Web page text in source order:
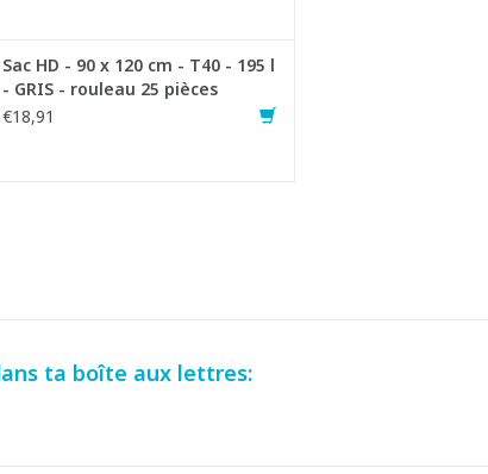
Sac HD - 90 x 120 cm - T40 - 195 l
- GRIS - rouleau 25 pièces
€18,91
ta boîte aux lettres: